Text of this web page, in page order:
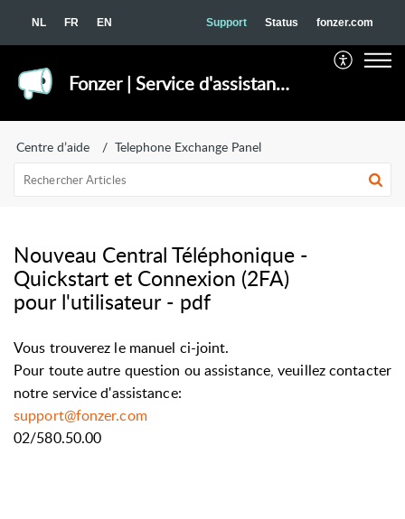
NL FR EN Support Status fonzer.com
Fonzer | Service d'assistance
Centre d’aide Telephone Exchange Panel
Nouveau Central Téléphonique -
Quickstart et Connexion (2FA)
pour l'utilisateur - pdf
Vous trouverez le manuel ci-joint.
Pour toute autre question ou assistance, veuillez contacter
notre service d'assistance:
support@fonzer.com
02/580.50.00